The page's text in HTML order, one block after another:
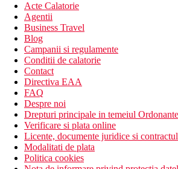
Acte Calatorie
Agentii
Business Travel
Blog
Campanii si regulamente
Conditii de calatorie
Contact
Directiva EAA
FAQ
Despre noi
Drepturi principale in temeiul
Verificare si plata online
Licente, documente juridice si
Modalitati de plata
Politica cookies